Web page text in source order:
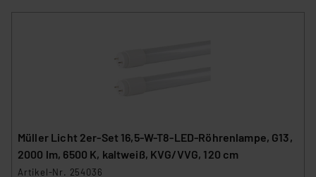
Müller Licht 2er-Set 16,5-W-T8-LED-Röhrenlampe, G13,
2000 lm, 6500 K, kaltweiß, KVG/VVG, 120 cm
Artikel-Nr. 254036